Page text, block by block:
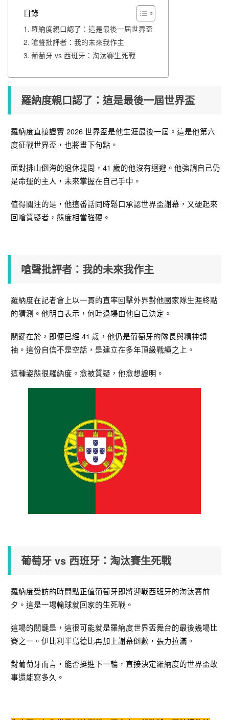
目錄
羅納度親口認了：這是最後一屆世界盃
嗆聲批評者：我的未來我作主
葡萄牙 vs 西班牙：淘汰賽生死戰
羅納度親口認了：這是最後一屆世界盃
羅納度直接證實 2026 世界盃是他生涯最後一屆。這是他第六
度征戰世界盃，也將畫下句點。
面對排山倒海的退休提問，41 歲的他沒有迴避。他強調自己仍
是命運的主人，未來掌握在自己手中。
值得關注的是，他這番話同時鬆口承認世界盃謝幕，又硬起來
回嗆質疑者，態度相當強硬。
嗆聲批評者：我的未來我作主
羅納度在記者會上以一貫的直率回擊外界對他國家隊生涯終點
的猜測。他明白表示，何時退場由他自己決定。
關鍵在於，即便已經 41 歲，他仍是葡萄牙的隊長與精神領
袖。這份自信不是空話，是建立在多年頂級戰績之上。
這種姿態很羅納度。愈被質疑，他愈想證明。
葡萄牙 vs 西班牙：淘汰賽生死戰
羅納度受訪的時間點正值葡萄牙即將迎戰西班牙的淘汰賽前
夕。這是一場輸球就回家的生死戰。
這場的關鍵是，這很可能就是羅納度世界盃舞台的最後幾場比
賽之一。伊比利半島德比再加上謝幕倒數，張力拉滿。
對葡萄牙而言，能否挺進下一輪，直接決定羅納度的世界盃故
事還能寫多久。